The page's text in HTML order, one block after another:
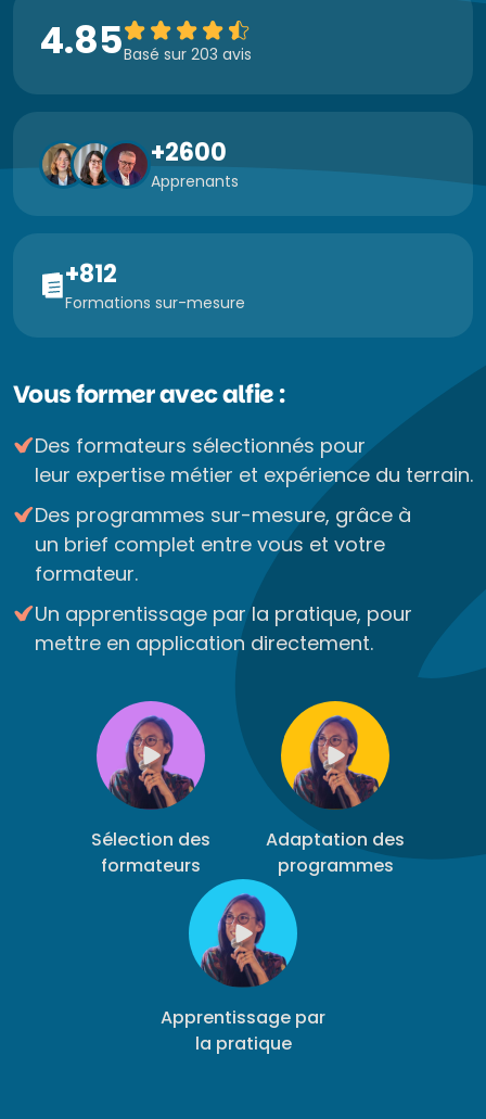
4.85Basé sur 203 avis
+2600
Apprenants
+812
Formations sur-mesure
Vous former avec alfie :
Des formateurs sélectionnés pour
leur expertise métier et expérience du terrain.
Des programmes sur-mesure, grâce à
un brief complet entre vous et votre
formateur.
Un apprentissage par la pratique, pour
mettre en application directement.
Sélection des
formateurs
Adaptation des
programmes
Apprentissage par
la pratique